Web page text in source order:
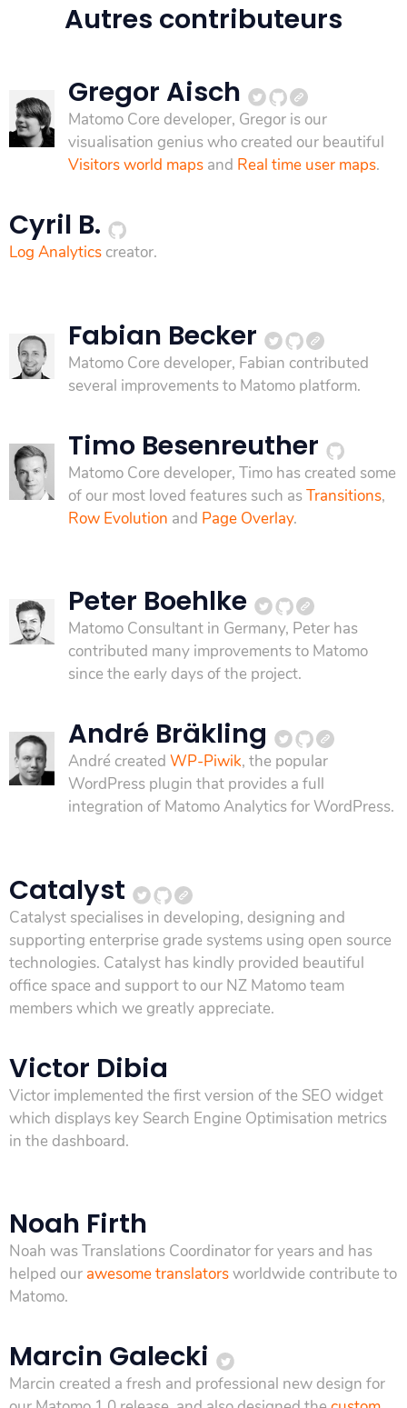
Autres contributeurs
Gregor Aisch
Matomo Core developer, Gregor is our
visualisation genius who created our beautiful
Visitors world maps and Real time user maps.
Cyril B.
Log Analytics creator.
Fabian Becker
Matomo Core developer, Fabian contributed
several improvements to Matomo platform.
Timo Besenreuther
Matomo Core developer, Timo has created some
of our most loved features such asTransitions,
Row Evolution and Page Overlay.
Peter Boehlke
Matomo Consultant in Germany, Peter has
contributed many improvements to Matomo
since the early days of the project.
André Bräkling
André created WP-Piwik, the popular
WordPress plugin that provides a full
integration of Matomo Analytics for WordPress.
Catalyst
Catalyst specialises in developing, designing and
supporting enterprise grade systems using open source
technologies. Catalyst has kindly provided beautiful
office space and support to our NZ Matomo team
members which we greatly appreciate.
Victor Dibia
Victor implemented the first version of the SEO widget
which displays key Search Engine Optimisation metrics
in the dashboard.
Noah Firth
Noah was Translations Coordinator for years and has
helped our awesome translatorsworldwide contribute to
Matomo.
Marcin Galecki
Marcin created a fresh and professional new design for